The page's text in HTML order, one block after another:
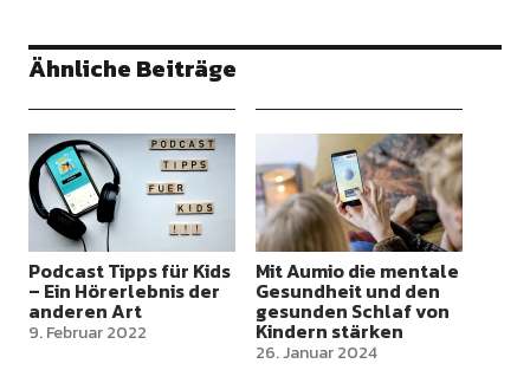
Ähnliche Beiträge
Podcast Tipps für Kids
– Ein Hörerlebnis der
anderen Art
9. Februar 2022
Mit Aumio die mentale
Gesundheit und den
gesunden Schlaf von
Kindern stärken
26. Januar 2024